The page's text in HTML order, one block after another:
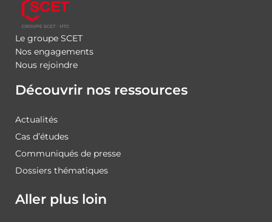
Le groupe SCET
Nos engagements
Nous rejoindre
Découvrir nos ressources
Actualités
Cas d’études
Communiqués de presse
Dossiers thématiques
Aller plus loin